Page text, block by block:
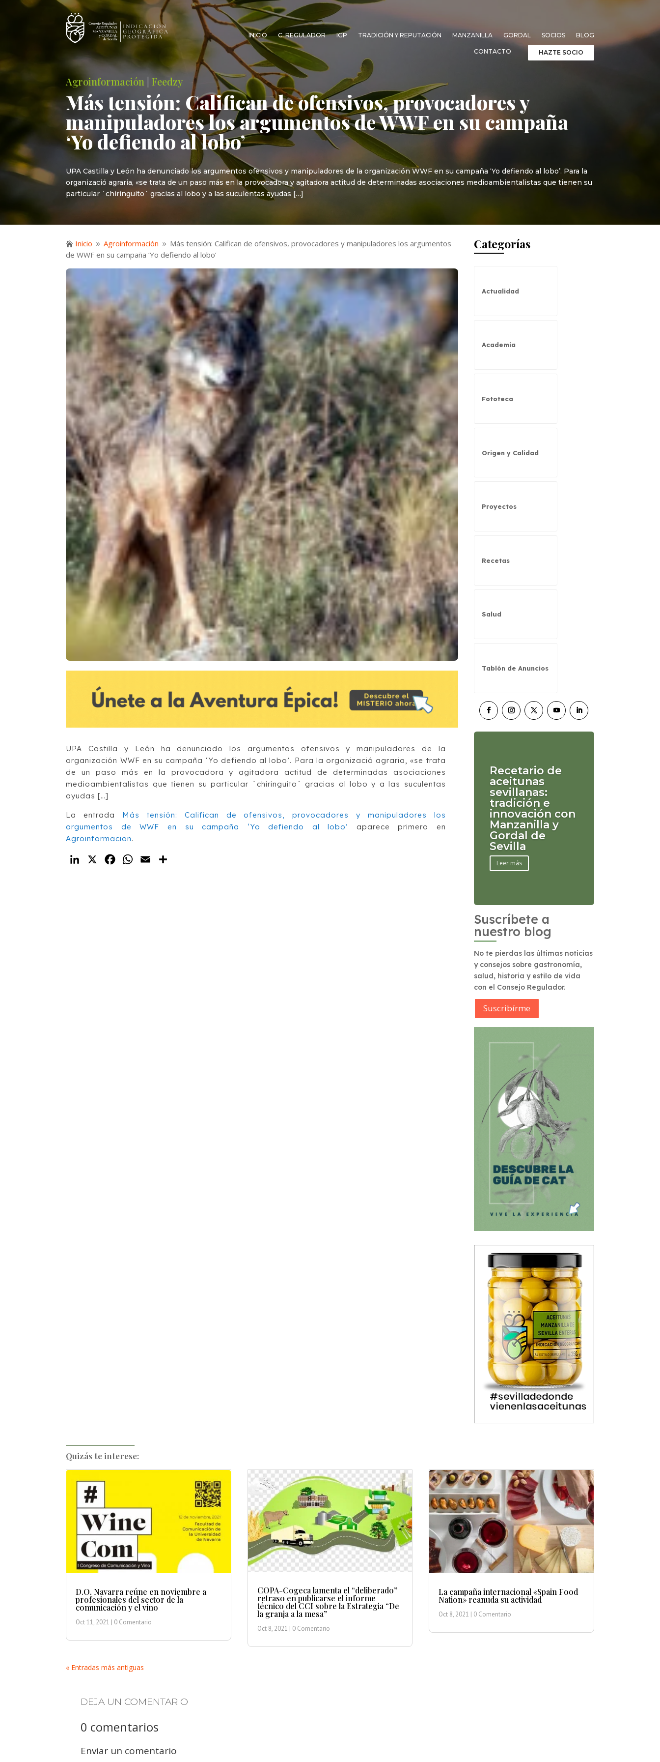
INICIO C. REGULADOR IGP TRADICIÓN Y REPUTACIÓN MANZANILLA GORDAL SOCIOS BLOG
CONTACTO HAZTE SOCIO
Agroinformación |Feedzy
Más tensión: Califican de ofensivos, provocadores y
manipuladores los argumentos de WWF en su campaña
‘Yo defiendo al lobo’
UPA Castilla y León ha denunciado los argumentos ofensivos y manipuladores de la organización WWF en su campaña ‘Yo defiendo al lobo’. Para la
organizació agraria, «se trata de un paso más en la provocadora y agitadora actitud de determinadas asociaciones medioambientalistas que tienen su
particular `chiringuito´ gracias al lobo y a las suculentas ayudas […]
 Inicio 9 Agroinformación 9 Más tensión: Califican de ofensivos, provocadores y manipuladores los argumentos
de WWF en su campaña ‘Yo defiendo al lobo’
UPA Castilla y León ha denunciado los argumentos ofensivos y manipuladores de la
organización WWF en su campaña ‘Yo defiendo al lobo’. Para la organizació agraria, «se trata
de un paso más en la provocadora y agitadora actitud de determinadas asociaciones
medioambientalistas que tienen su particular `chiringuito´ gracias al lobo y a las suculentas
ayudas […]
La entrada Más tensión: Califican de ofensivos, provocadores y manipuladores los
argumentos de WWF en su campaña ‘Yo defiendo al lobo’
aparece primero en
Agroinformacion.
LinkedIn
X FacebookWhatsApp
Email
Categorías
Actualidad
Academia
Fototeca
Origen y Calidad
Proyectos
Recetas
Salud
Tablón de Anuncios
Recetario de
aceitunas
sevillanas:
tradición e
innovación con
Manzanilla y
Gordal de
Sevilla
Leer más
Suscríbete a
nuestro blog
No te pierdas las últimas noticias
y consejos sobre gastronomía,
salud, historia y estilo de vida
con el Consejo Regulador.
Suscribírme
Quizás te interese:
D.O. Navarra reúne en noviembre a
profesionales del sector de la
comunicación y el vino
Oct 11, 2021 | 0 Comentario
COPA-Cogeca lamenta el “deliberado”
retraso en publicarse el informe
técnico del CCI sobre la Estrategia “De
la granja a la mesa”
Oct 8, 2021 | 0 Comentario
La campaña internacional «Spain Food
Nation» reanuda su actividad
Oct 8, 2021 | 0 Comentario
« Entradas más antiguas
DEJA UN COMENTARIO
0 comentarios
Enviar un comentario